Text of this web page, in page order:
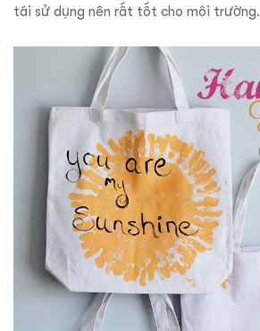
tái sử dụng nên rất tốt cho môi trường.